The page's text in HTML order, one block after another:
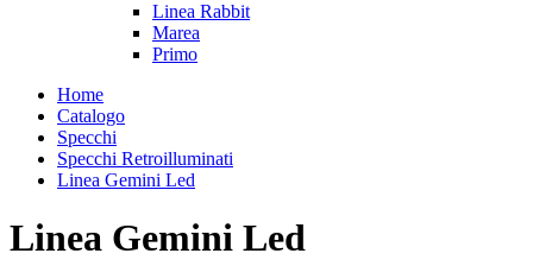
Linea Rabbit
Marea
Primo
Home
Catalogo
Specchi
Specchi Retroilluminati
Linea Gemini Led
Linea Gemini Led